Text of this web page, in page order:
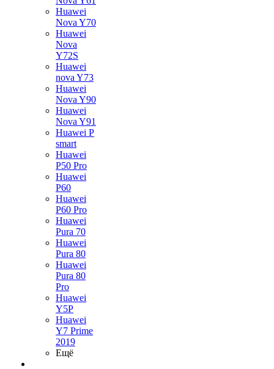
Huawei
Nova Y70
Huawei
Nova
Y72S
Huawei
nova Y73
Huawei
Nova Y90
Huawei
Nova Y91
Huawei P
smart
Huawei
P50 Pro
Huawei
P60
Huawei
P60 Pro
Huawei
Pura 70
Huawei
Pura 80
Huawei
Pura 80
Pro
Huawei
Y5P
Huawei
Y7 Prime
2019
Ещё